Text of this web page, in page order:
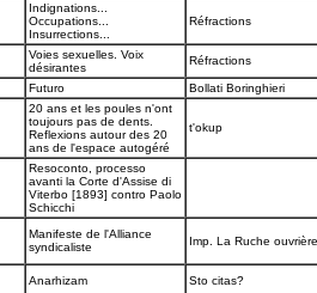
Indignations...
Occupations...
Insurrections...
Réfractions
Voies sexuelles. Voix
désirantes
Réfractions
Futuro Bollati Boringhieri
20 ans et les poules n'ont
toujours pas de dents.
Reflexions autour des 20
ans de l'espace autogéré
t'okup
Resoconto, processo
avanti la Corte d'Assise di
Viterbo [1893] contro Paolo
Schicchi
Manifeste de l'Alliance
syndicaliste
Imp. La Ruche
Anarhizam Sto citas?